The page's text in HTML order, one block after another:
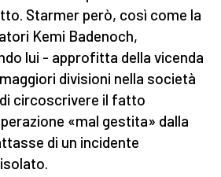
Starmer però, così come la
Kemi Badenoch,
lui - approfitta della vicenda
divisioni nella società
circoscrivere il fatto
«mal gestita» dalla
di un incidente